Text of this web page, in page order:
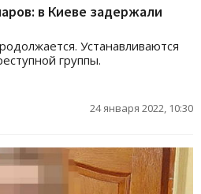
в Киеве задержали
Устанавливаются
группы.
24 января 2022, 10:30